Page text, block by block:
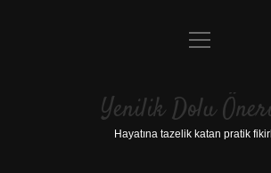
Anasayfa
Yasal Uyarı
menüyü
Yenilik Dolu
Hayatına tazelik katan pratik